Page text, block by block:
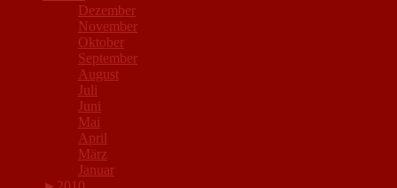
Dezember
November
Oktober
September
August
Juli
Juni
Mai
April
März
Januar